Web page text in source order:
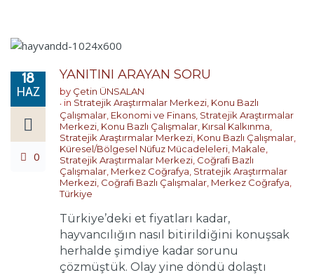
18
HAZ
0
YANITINI ARAYAN SORU
by Çetin ÜNSALAN
in Stratejik Araştırmalar Merkezi, Konu Bazlı
Çalışmalar, Ekonomi ve Finans, Stratejik Araştırmalar
Merkezi, Konu Bazlı Çalışmalar, Kırsal Kalkınma,
Stratejik Araştırmalar Merkezi, Konu Bazlı Çalışmalar,
Küresel/Bölgesel Nüfuz Mücadeleleri, Makale,
Stratejik Araştırmalar Merkezi, Coğrafi Bazlı
Çalışmalar, Merkez Coğrafya, Stratejik Araştırmalar
Merkezi, Coğrafi Bazlı Çalışmalar, Merkez Coğrafya,
Türkiye
Türkiye’deki et fiyatları kadar,
hayvancılığın nasıl bitirildiğini konuşsak
herhalde şimdiye kadar sorunu
çözmüştük. Olay yine döndü dolaştı